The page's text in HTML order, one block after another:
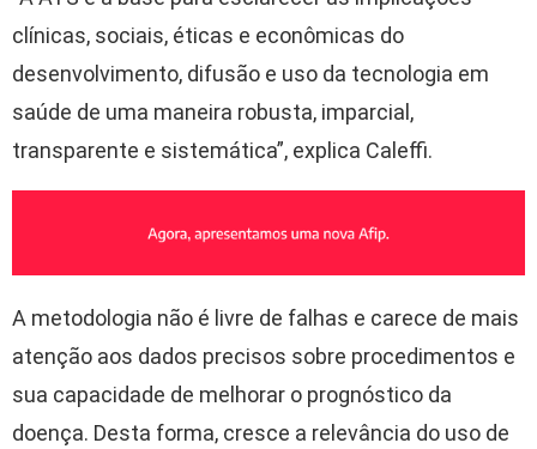
clínicas, sociais, éticas e econômicas do
desenvolvimento, difusão e uso da tecnologia em
saúde de uma maneira robusta, imparcial,
transparente e sistemática”, explica Caleffi.
A metodologia não é livre de falhas e carece de mais
atenção aos dados precisos sobre procedimentos e
sua capacidade de melhorar o prognóstico da
doença. Desta forma, cresce a relevância do uso de